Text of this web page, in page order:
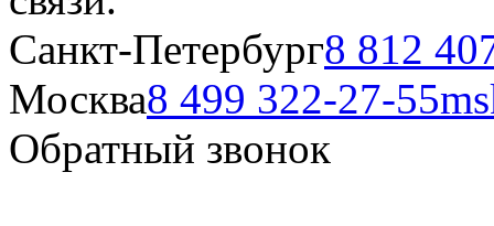
Санкт-Петербург8 812
Москва8 499 322-27-55
Обратный звонок